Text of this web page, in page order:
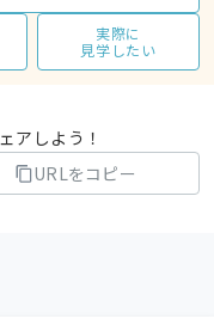
実際に
見学したい
アしよう！
URLをコピー